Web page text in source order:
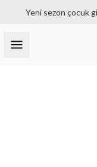
Yeni sezon çocuk